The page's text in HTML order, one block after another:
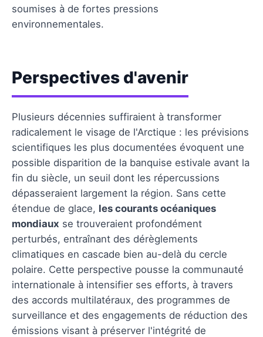
soumises à de fortes pressions
environnementales.
Perspectives d'avenir
Plusieurs décennies suffiraient à transformer
radicalement le visage de l'Arctique : les prévisions
scientifiques les plus documentées évoquent une
possible disparition de la banquise estivale avant la
fin du siècle, un seuil dont les répercussions
dépasseraient largement la région. Sans cette
étendue de glace, les courants océaniques
mondiaux se trouveraient profondément
perturbés, entraînant des dérèglements
climatiques en cascade bien au-delà du cercle
polaire. Cette perspective pousse la communauté
internationale à intensifier ses efforts, à travers
des accords multilatéraux, des programmes de
surveillance et des engagements de réduction des
émissions visant à préserver l'intégrité de